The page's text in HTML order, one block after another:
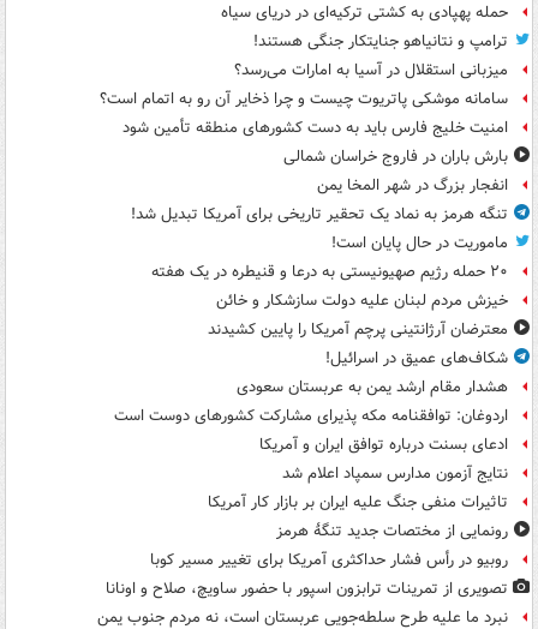
حمله پهپادی به کشتی ترکیه‌ای در دریای سیاه
ترامپ و نتانیاهو جنایتکار جنگی هستند!
میزبانی استقلال در آسیا به امارات می‌رسد؟
سامانه موشکی پاتریوت چیست و چرا ذخایر آن رو به اتمام است؟
امنیت خلیج فارس باید به دست کشورهای منطقه تأمین شود
بارش باران در فاروج خراسان شمالی
انفجار بزرگ در شهر المخا یمن
تنگه هرمز به نماد یک تحقیر تاریخی برای آمریکا تبدیل شد!
ماموریت در حال پایان است!
۲۰ حمله رژیم صهیونیستی به درعا و قنیطره در یک هفته
خیزش مردم لبنان علیه دولت سازشکار و خائن
معترضان آرژانتینی پرچم آمریکا را پایین کشیدند
شکاف‌های عمیق در اسرائیل!
هشدار مقام ارشد یمن به عربستان سعودی
اردوغان: توافقنامه مکه پذیرای مشارکت کشورهای دوست است
ادعای بسنت درباره توافق ایران و آمریکا
نتایج آزمون مدارس سمپاد اعلام شد
تاثیرات منفی جنگ علیه ایران بر بازار کار آمریکا
رونمایی از مختصات جدید تنگۀ هرمز
روبیو در رأس فشار حداکثری آمریکا برای تغییر مسیر کوبا
تصویری از تمرینات ترابزون اسپور با حضور ساویچ، صلاح و اونانا
نبرد ما علیه طرح سلطه‌جویی عربستان است، نه مردم جنوب یمن